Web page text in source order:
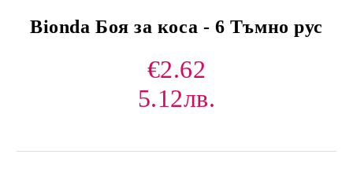
Bionda Боя за коса - 6 Тъмно рус
€2.62
5.12лв.